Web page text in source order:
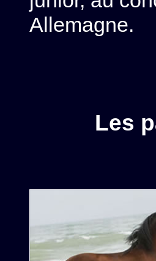
Allemagne.
Les